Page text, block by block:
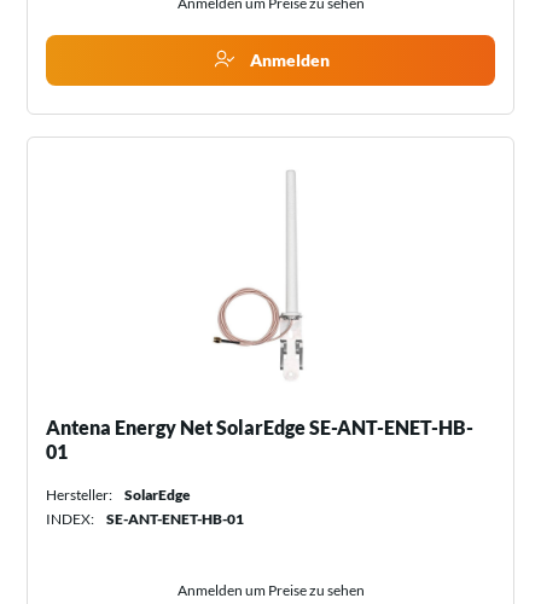
Anmelden
Antena Energy Net SolarEdge SE-ANT-ENET-HB-
01
Hersteller:
SolarEdge
INDEX:
SE-ANT-ENET-HB-01
Anmelden um Preise zu sehen